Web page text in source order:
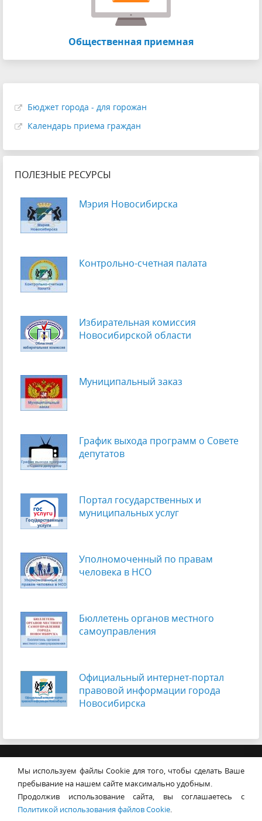
Общественная приемная
Бюджет города - для горожан
Календарь приема граждан
ПОЛЕЗНЫЕ РЕСУРСЫ
Мэрия Новосибирска
Контрольно-счетная палата
Избирательная комиссия
Новосибирской области
Муниципальный заказ
График выхода программ о Cовете
депутатов
Портал государственных и
муниципальных услуг
Уполномоченный по правам
человека в НСО
Бюллетень органов местного
самоуправления
Официальный интернет-портал
правовой информации города
Новосибирска
© Совет депутатов города
НовосибирскаКонтакты Карта сайта
630099, г. Новосибирск, Красный
проспект, 34
Мы используем файлы Cookie для того, чтобы сделать Ваше
пребывание на нашем сайте максимально удобным.
Продолжив использование сайта, вы соглашаетесь с
Политикой использования файлов Cookie.